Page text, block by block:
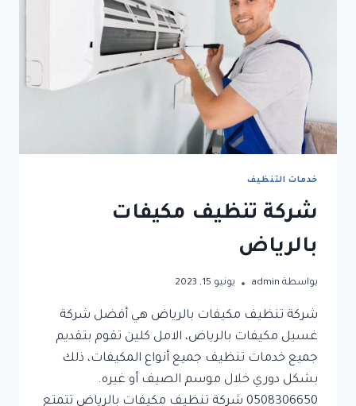
خدمات التنظيف
شركة تنظيف مكيفات
بالرياض
بواسطة admin يونيو 15, 2023
شركة تنظيف مكيفات بالرياض هي أفضل شركة
غسيل مكيفات بالرياض، الامل كلين تقوم بتقديم
جميع خدمات تنظيف جميع أنواع المكيفات، ذلك
بشكل دوري خلال موسم الصيف أو غيره.
0508306650 شركة تنظيف مكيفات بالرياض تتمتع